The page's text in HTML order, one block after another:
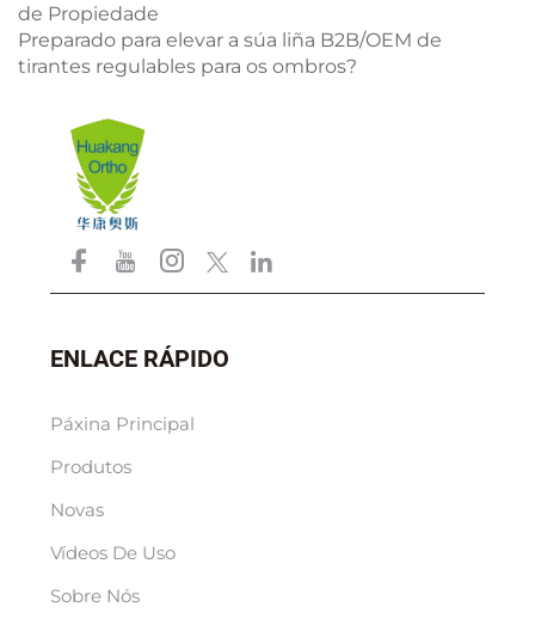
de Propiedade
Preparado para elevar a súa liña B2B/OEM de
tirantes regulables para os ombros?
ENLACE RÁPIDO
Páxina Principal
Produtos
Novas
Vídeos De Uso
Sobre Nós